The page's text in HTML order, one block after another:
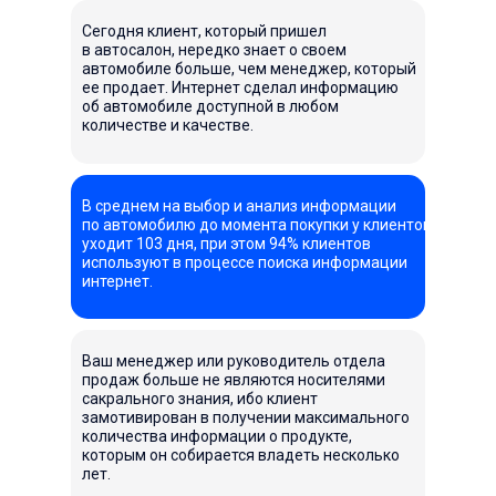
В среднем на выбор и анализ информации
по автомобилю до момента покупки у клиентов
уходит 103 дня, при этом 94% клиентов
используют в процессе поиска информации
интернет.
Сегодня клиент, который пришел
в автосалон, нередко знает о своем
автомобиле больше, чем менеджер, который
ее продает. Интернет сделал информацию
об автомобиле доступной в любом
количестве и качестве.
Ваш менеджер или руководитель отдела
продаж больше не являются носителями
сакрального знания, ибо клиент
замотивирован в получении максимального
количества информации о продукте,
которым он собирается владеть несколько
лет.